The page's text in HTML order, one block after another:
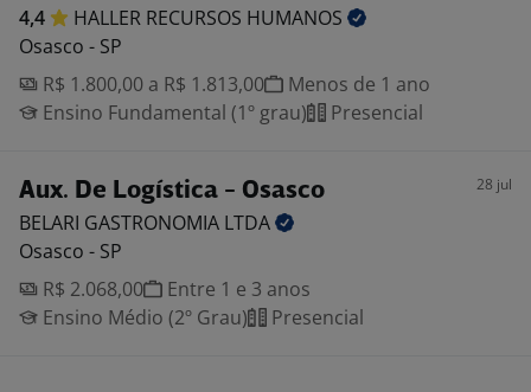
4,4 HALLER RECURSOS HUMANOS
Osasco - SP
R$ 1.800,00 a R$ 1.813,00
Menos de 1 ano
Ensino Fundamental (1º grau)
Presencial
Aux. De Logística - Osasco 28 jul
BELARI GASTRONOMIA LTDA
Osasco - SP
R$ 2.068,00
Entre 1 e 3 anos
Ensino Médio (2º Grau)
Presencial